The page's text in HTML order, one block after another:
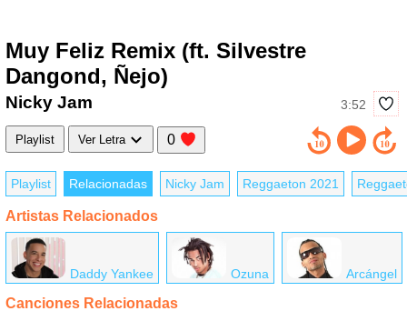
Muy Feliz Remix (ft. Silvestre
Dangond, Ñejo)
3:52
Nicky Jam
Playlist Ver Letra 0
Playlist Relacionadas Nicky Jam Reggaeton 2021
Artistas Relacionados
Daddy Yankee Ozuna Arcángel
Canciones Relacionadas